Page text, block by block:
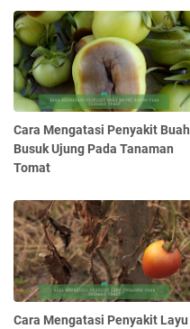
Cara Mengatasi Penyakit Buah
Busuk Ujung Pada Tanaman
Tomat
Cara Mengatasi Penyakit Layu